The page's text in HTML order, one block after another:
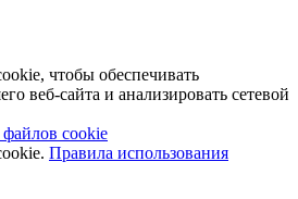
чтобы обеспечивать
веб-сайта и анализировать сетевой
cookie
Правила использования